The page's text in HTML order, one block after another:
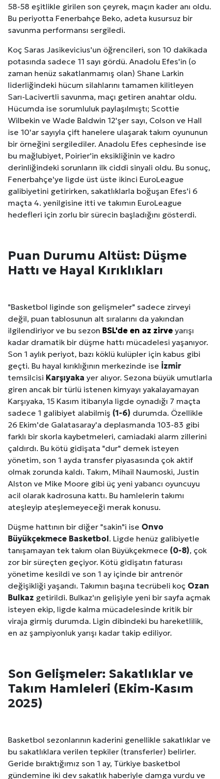
58-58 eşitlikle girilen son çeyrek, maçın kader anı oldu.
Bu periyotta Fenerbahçe Beko, adeta kusursuz bir
savunma performansı sergiledi.
Koç Saras Jasikevicius'un öğrencileri, son 10 dakikada
potasında sadece 11 sayı gördü. Anadolu Efes'in (o
zaman henüz sakatlanmamış olan) Shane Larkin
liderliğindeki hücum silahlarını tamamen kilitleyen
Sarı-Lacivertli savunma, maçı getiren anahtar oldu.
Hücumda ise sorumluluk paylaşılmıştı; Scottie
Wilbekin ve Wade Baldwin 12'şer sayı, Colson ve Hall
ise 10'ar sayıyla çift hanelere ulaşarak takım oyununun
bir örneğini sergilediler. Anadolu Efes cephesinde ise
bu mağlubiyet, Poirier'in eksikliğinin ve kadro
derinliğindeki sorunların ilk ciddi sinyali oldu. Bu sonuç,
Fenerbahçe'ye ligde üst üste ikinci EuroLeague
galibiyetini getirirken, sakatlıklarla boğuşan Efes'i 6
maçta 4. yenilgisine itti ve takımın EuroLeague
hedefleri için zorlu bir sürecin başladığını gösterdi.
Puan Durumu Altüst: Düşme
Hattı ve Hayal Kırıklıkları
"Basketbol liginde son gelişmeler" sadece zirveyi
değil, puan tablosunun alt sıralarını da yakından
ilgilendiriyor ve bu sezon BSL'de en az zirve yarışı
kadar dramatik bir düşme hattı mücadelesi yaşanıyor.
Son 1 aylık periyot, bazı köklü kulüpler için kabus gibi
geçti. Bu hayal kırıklığının merkezinde ise İzmir
temsilcisi Karşıyaka yer alıyor. Sezona büyük umutlarla
giren ancak bir türlü istenen kimyayı yakalayamayan
Karşıyaka, 15 Kasım itibarıyla ligde oynadığı 7 maçta
sadece 1 galibiyet alabilmiş (1-6) durumda. Özellikle
26 Ekim'de Galatasaray'a deplasmanda 103-83 gibi
farklı bir skorla kaybetmeleri, camiadaki alarm zillerini
çaldırdı. Bu kötü gidişata "dur" demek isteyen
yönetim, son 1 ayda transfer piyasasında çok aktif
olmak zorunda kaldı. Takım, Mihail Naumoski, Justin
Alston ve Mike Moore gibi üç yeni yabancı oyuncuyu
acil olarak kadrosuna kattı. Bu hamlelerin takımı
ateşleyip ateşlemeyeceği merak konusu.
Düşme hattının bir diğer "sakin"i ise Onvo
Büyükçekmece Basketbol. Ligde henüz galibiyetle
tanışamayan tek takım olan Büyükçekmece (0-8), çok
zor bir süreçten geçiyor. Kötü gidişatın faturası
yönetime kesildi ve son 1 ay içinde bir antrenör
değişikliği yaşandı. Takımın başına tecrübeli koç Ozan
Bulkaz getirildi. Bulkaz'ın gelişiyle yeni bir sayfa açmak
isteyen ekip, ligde kalma mücadelesinde kritik bir
viraja girmiş durumda. Ligin dibindeki bu hareketlilik,
en az şampiyonluk yarışı kadar takip ediliyor.
Son Gelişmeler: Sakatlıklar ve
Takım Hamleleri (Ekim-Kasım
2025)
Basketbol sezonlarının kaderini genellikle sakatlıklar ve
bu sakatlıklara verilen tepkiler (transferler) belirler.
Geride bıraktığımız son 1 ay, Türkiye basketbol
gündemine iki dev sakatlık haberiyle damga vurdu ve